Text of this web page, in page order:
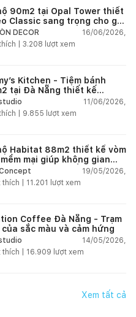
Nguồn: VNE
dựng nhà 1 tầng sân vườn
gian xanh phù hợp với khu
thông tin ở box bên dưới.
trúc sư hoặc đơn vị thiết
hóa ngôi nhà theo đúng
tế.
90m2 tại Opal Tower thiết
Classic sang trọng cho gia
DECOR
16/06/2026,
| 3.208 lượt xem
Kitchen - Tiệm bánh
tại Đà Nẵng thiết kế
cách công nghiệp hiện đại
ánh sáng tự nhiên
11/06/2026,
| 9.855 lượt xem
Habitat 88m2 thiết kế vòm
mại giúp không gian
đại trở nên ấm áp hơn
19/05/2026,
thích | 11.201 lượt xem
Coffee Đà Nẵng - Trạm
sắc màu và cảm hứng
14/05/2026,
thích | 16.909 lượt xem
Xem tất cả